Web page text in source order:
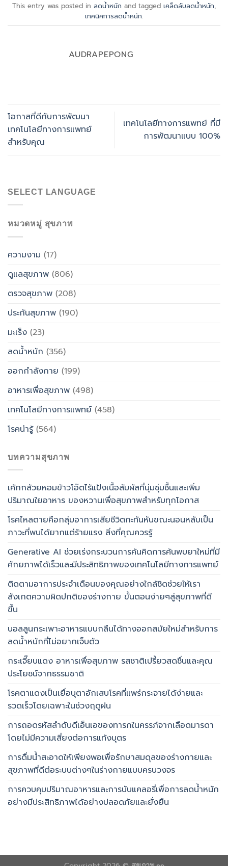
This entry was posted in ลดน้ำหนัก and tagged เคล็ดลับลดน้ำหนัก,
เทคนิคการลดน้ำหนัก.
AUDRAPEPONG
โอกาสที่ดีกับการพัฒนา
เทคโนโลยีทางการแพทย์
สำหรับคุณ
เทคโนโลยีทางการแพทย์ ที่มี
การพัฒนาแบบ 100%
SELECT LANGUAGE
หมวดหมู่ สุขภาพ
ความงาม (17)
ดูแลสุขภาพ (806)
ตรวจสุขภาพ (208)
ประกันสุขภาพ (190)
มะเร็ง (23)
ลดน้ำหนัก (356)
ออกกำลังกาย (199)
อาหารเพื่อสุขภาพ (498)
เทคโนโลยีทางการแพทย์ (458)
โรคน่ารู้(564)
บทความสุขภาพ
เค้กกล้วยหอมข้าวโอ๊ตไร้แป้งเนื้อสัมผัสที่นุ่มชุ่มชื้นและเพิ่ม
ปริมาณใยอาหาร ของหวานเพื่อสุขภาพสำหรับทุกโอกาส
โรคไหลตายคือกลุ่มอาการเสียชีวิตกะทันหันขณะนอนหลับเป็น
ภาวะที่พบได้ยากแต่ร้ายแรง สิ่งที่คุณควรรู้
Generative AI ช่วยเร่งกระบวนการค้นคิดการค้นพบยาใหม่ที่มี
ศักยภาพได้เร็วและมีประสิทธิภาพของเทคโนโลยีทางการแพทย์
ติดตามอาการประจำเดือนของคุณอย่างใกล้ชิดช่วยให้เรา
สังเกตความผิดปกติของร่างกาย ขั้นตอนง่ายๆสู่สุขภาพที่ดี
ขึ้น
บอลลูนกระเพาะอาหารแบบกลืนได้ทางออกสมัยใหม่สำหรับการ
ลดน้ำหนักที่ไม่อยากเจ็บตัว
กระเจี๊ยบแดง อาหารเพื่อสุขภาพ รสชาติเปรี้ยวสดชื่นและคุณ
ประโยชน์จากธรรมชาติ
โรคตาแดงเป็นเยื่อบุตาอักเสบโรคที่แพร่กระจายได้ง่ายและ
รวดเร็วโดยเฉพาะในช่วงฤดูฝน
การถอดรหัสลำดับดีเอ็นเอของทารกในครรภ์จากเลือดมารดา
โดยไม่มีความเสี่ยงต่อการแท้งบุตร
การดื่มน้ำสะอาดให้เพียงพอเพื่อรักษาสมดุลของร่างกายและ
สุขภาพที่ดีต่อระบบต่างๆในร่างกายแบบครบวงจร
การควบคุมปริมาณอาหารและการนับแคลอรี่เพื่อการลดน้ำหนัก
อย่างมีประสิทธิภาพได้อย่างปลอดภัยและยั่งยืน